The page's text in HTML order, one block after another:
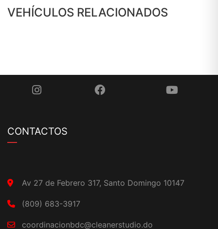
VEHÍCULOS RELACIONADOS
CONTACTOS
Av 27 de Febrero 317, Santo Domingo 10147
(809) 683-3917
coordinacionbdc@cleanerstudio.do